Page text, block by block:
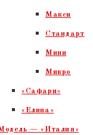
Макси
Стандарт
Мини
Микро
«Сафари»
«Елина»
— «Италия»